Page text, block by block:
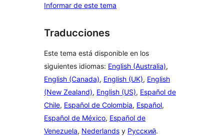
Informar de este tema
Traducciones
Este tema está disponible en los
siguientes idiomas: English (Australia),
English (Canada), English (UK), English
(New Zealand), English (US), Español de
Chile, Español de Colombia, Español,
Español de México, Español de
Venezuela, Nederlands y Русский.